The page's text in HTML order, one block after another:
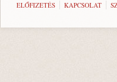
ELŐFIZETÉS KAPCSOLAT